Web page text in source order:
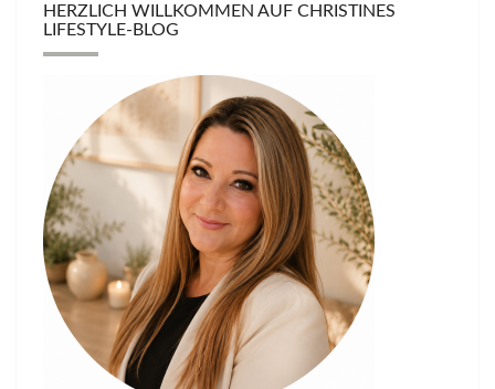
HERZLICH WILLKOMMEN AUF CHRISTINES
LIFESTYLE-BLOG